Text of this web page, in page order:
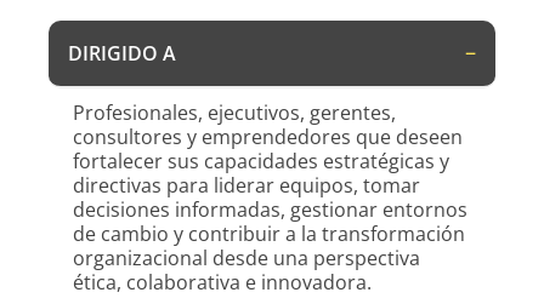
DIRIGIDO A
Profesionales, ejecutivos, gerentes,
consultores y emprendedores que deseen
fortalecer sus capacidades estratégicas y
directivas para liderar equipos, tomar
decisiones informadas, gestionar entornos
de cambio y contribuir a la transformación
organizacional desde una perspectiva
ética, colaborativa e innovadora.